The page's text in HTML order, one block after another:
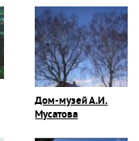
Дом-музей А.И.
Мусатова